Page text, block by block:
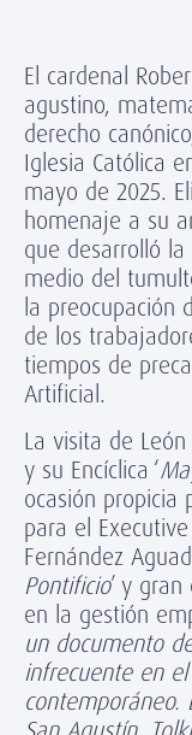
El cardenal
agustino,
derecho
Iglesia Católica
mayo de 2025.
homenaje a su
que desarrolló
medio del
la preocupación
de los
tiempos de
Artificial.
La visita de
y su Encíclica ‘
ocasión propicia
para el
Fernández
Pontificio’ y
en la gestión
un documento
infrecuente en
contemporáneo.